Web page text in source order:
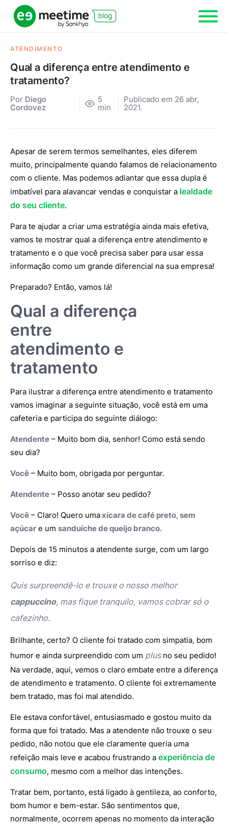
ATENDIMENTO
Qual a diferença entre atendimento e
tratamento?
Por Diego
Cordovez
5
min
Publicado em 26 abr,
2021.
Apesar de serem termos semelhantes, eles diferem
muito, principalmente quando falamos de relacionamento
com o cliente. Mas podemos adiantar que essa dupla é
imbatível para alavancar vendas e conquistar a lealdade
do seu cliente.
Para te ajudar a criar uma estratégia ainda mais efetiva,
vamos te mostrar qual a diferença entre atendimento e
tratamento e o que você precisa saber para usar essa
informação como um grande diferencial na sua empresa!
Preparado? Então, vamos lá!
Qual a diferença
entre
atendimento e
tratamento
Para ilustrar a diferença entre atendimento e tratamento
vamos imaginar a seguinte situação, você está em uma
cafeteria e participa do seguinte diálogo:
Atendente – Muito bom dia, senhor! Como está sendo
seu dia?
Você – Muito bom, obrigada por perguntar.
Atendente – Posso anotar seu pedido?
Você – Claro! Quero umaxícara de café preto, sem
açúcar e um sanduíche de queijo branco.
Depois de 15 minutos a atendente surge, com um largo
sorriso e diz:
Quis surpreendê-lo e trouxe o nosso melhor
cappuccino, mas fique tranquilo, vamos cobrar só o
cafezinho.
Brilhante, certo? O cliente foi tratado com simpatia, bom
humor e ainda surpreendido com um plusno seu pedido!
Na verdade, aqui, vemos o claro embate entre a diferença
de atendimento e tratamento. O cliente foi extremamente
bem tratado, mas foi mal atendido.
Ele estava confortável, entusiasmado e gostou muito da
forma que foi tratado. Mas a atendente não trouxe o seu
pedido, não notou que ele claramente queria uma
refeição mais leve e acabou frustrando a experiência de
consumo, mesmo com a melhor das intenções.
Tratar bem, portanto, está ligado à gentileza, ao conforto,
bom humor e bem-estar. São sentimentos que,
normalmente, ocorrem apenas no momento da interação